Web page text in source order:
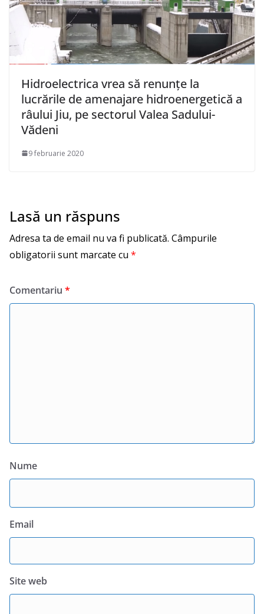
Hidroelectrica vrea să renunţe la
lucrările de amenajare hidroenergetică a
râului Jiu, pe sectorul Valea Sadului-
Vădeni
9 februarie 2020
Lasă un răspuns
Adresa ta de email nu va fi publicată. Câmpurile
obligatorii sunt marcate cu *
Comentariu *
Nume
Email
Site web